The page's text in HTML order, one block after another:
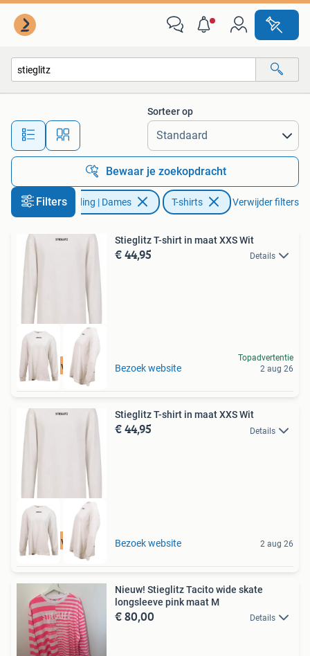
Alle afstanden…
Sorteer op
Bewaar je zoekopdracht
FiltersKleding | Dames T-shirts Verwijder filters
Tot 75% voordeel
Stieglitz T-shirt in maat XXS Wit
€ 44,95 Details
Bezoek website
Topadvertentie
2 aug 26
Tot 75% voordeel
Stieglitz T-shirt in maat XXS Wit
€ 44,95 Details
Bezoek website 2 aug 26
Nieuw! Stieglitz Tacito wide skate
longsleeve pink maat M
€ 80,00 Details